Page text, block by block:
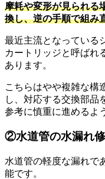
摩耗や変形が見られる
換し、逆の手順で組み
最近主流となっている
カートリッジと呼ばれ
あります。
こちらはやや複雑な構
し、対応する交換部品
参考に慎重に進めるよ
②水道管の水漏れ
水道管の軽度な漏れで
能です。